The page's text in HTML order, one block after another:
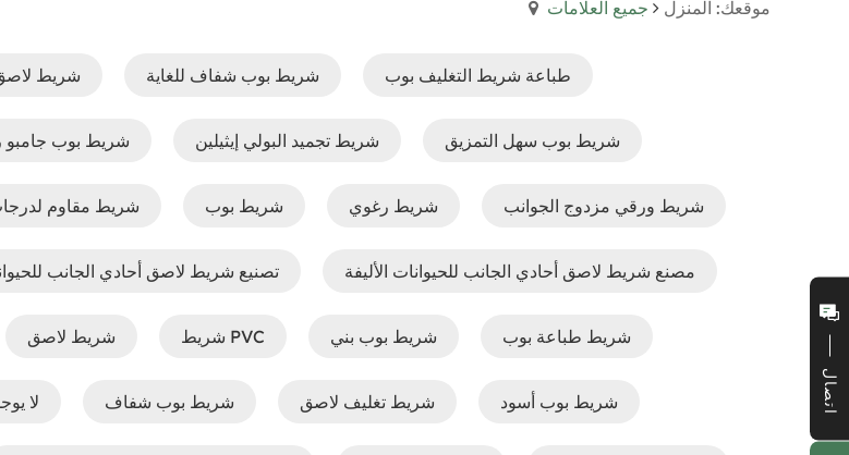
موقعك: المنزل جميع العلامات
شريط شريط بوب شفاف للغاية طباعة شريط التغليف بوب
شريط بوب جامبو شريط تجميد البولي إيثيلين شريط بوب سهل التمزيق
شريط مقاوم شريط بوب شريط رغوي شريط ورقي مزدوج الجوانب
تصنيع شريط لاصق أحادي الجانب مصنع شريط لاصق أحادي الجانب للحيوانات الأليفة
شريط لاصق شريط PVC شريط بوب بني شريط طباعة بوب
لا شريط بوب شفاف شريط تغليف لاصق شريط بوب أسود اتصال